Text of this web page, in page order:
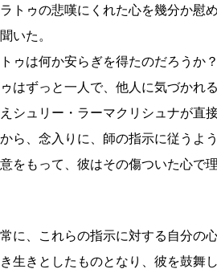
トゥの悲嘆にくれた心を幾分か慰
いた。
ゥは何か安らぎを得たのだろうか？
はずっと一人で、他人に気づかれ
シュリー・ラーマクリシュナが直
ら、念入りに、師の指示に従うよ
をもって、彼はその傷ついた心で
に、これらの指示に対する自分の
生きとしたものとなり、彼を鼓舞し